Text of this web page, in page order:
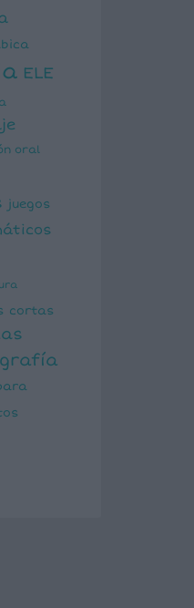
ELE
oral
juegos
cortas